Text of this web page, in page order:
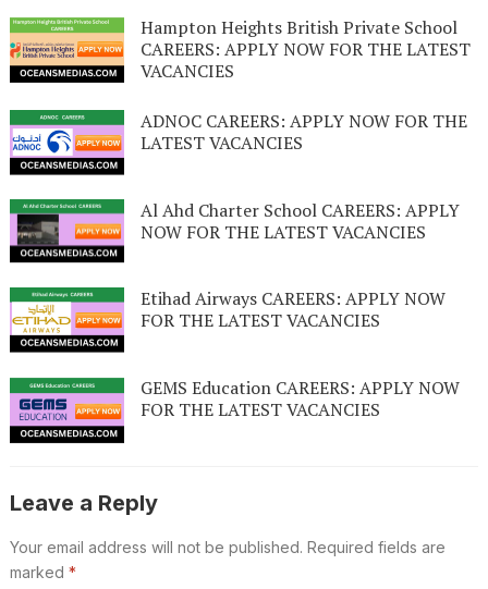
Hampton Heights British Private School
CAREERS: APPLY NOW FOR THE LATEST
VACANCIES
ADNOC CAREERS: APPLY NOW FOR THE
LATEST VACANCIES
Al Ahd Charter School CAREERS: APPLY
NOW FOR THE LATEST VACANCIES
Etihad Airways CAREERS: APPLY NOW
FOR THE LATEST VACANCIES
GEMS Education CAREERS: APPLY NOW
FOR THE LATEST VACANCIES
Leave a Reply
Your email address will not be published. Required fields are
marked *